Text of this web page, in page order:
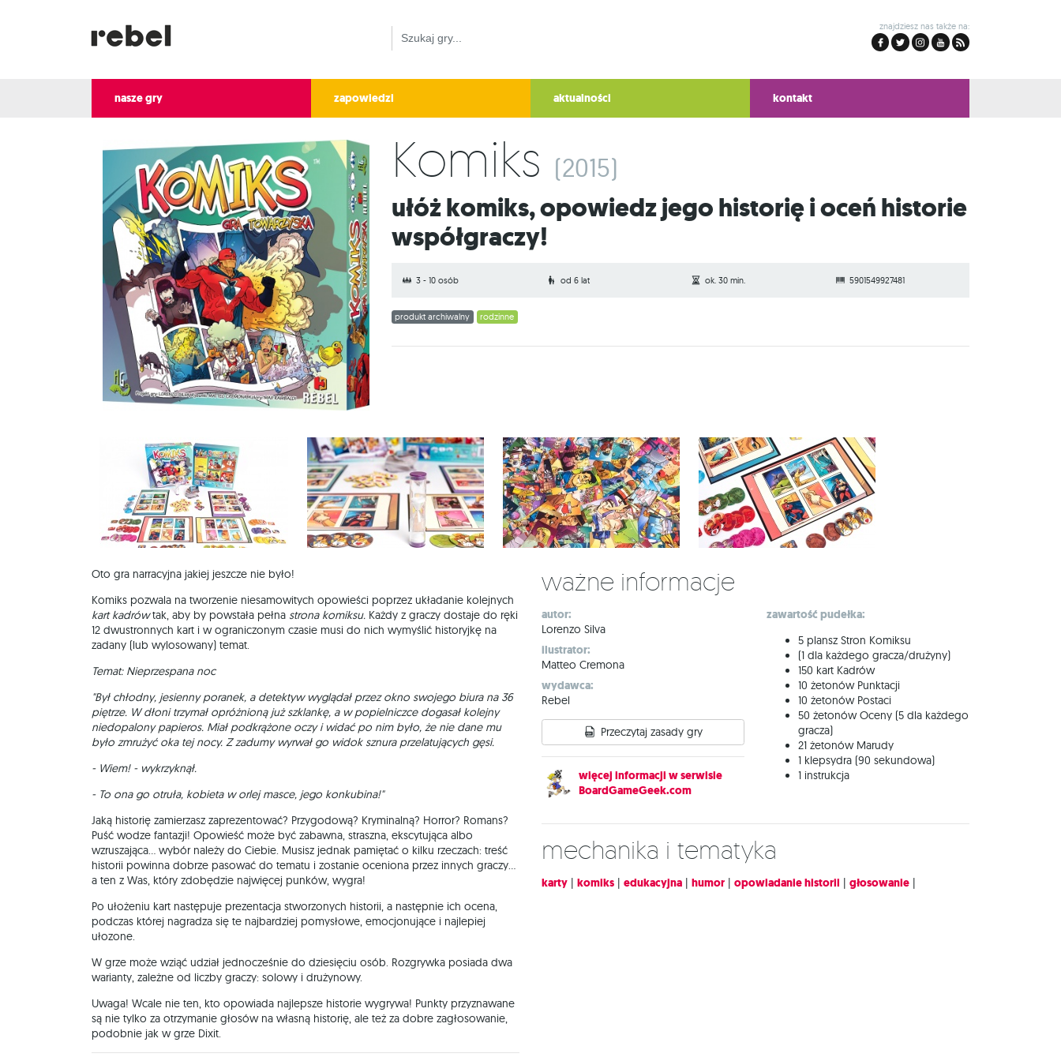
znajdziesz nas także na:
nasze gry zapowiedzi aktualności kontakt
Komiks (2015)
Ułóż komiks, opowiedz jego historię i oceń historie
współgraczy!
3 - 10 osób od 6 lat ok. 30 min. 5901549927481
produkt archiwalny rodzinne
Oto gra narracyjna jakiej jeszcze nie było!
Komiks pozwala na tworzenie niesamowitych opowieści poprzez układanie kolejnych
kart kadrówtak, aby by powstała pełna strona komiksu. Każdy z graczy dostaje do ręki
12 dwustronnych kart i w ograniczonym czasie musi do nich wymyślić historyjkę na
zadany (lub wylosowany) temat.
Temat: Nieprzespana noc
"Był chłodny, jesienny poranek, a detektyw wyglądał przez okno swojego biura na 36
piętrze. W dłoni trzymał opróżnioną już szklankę, a w popielniczce dogasał kolejny
niedopalony papieros. Miał podkrążone oczy i widać po nim było, że nie dane mu
było zmrużyć oka tej nocy. Z zadumy wyrwał go widok sznura przelatujących gęsi.
- Wiem! - wykrzyknął.
- To ona go otruła, kobieta w orlej masce, jego konkubina!"
Jaką historię zamierzasz zaprezentować? Przygodową? Kryminalną? Horror? Romans?
Puść wodze fantazji! Opowieść może być zabawna, straszna, ekscytująca albo
wzruszająca... wybór należy do Ciebie. Musisz jednak pamiętać o kilku rzeczach: treść
historii powinna dobrze pasować do tematu i zostanie oceniona przez innych graczy...
a ten z Was, który zdobędzie najwięcej punków, wygra!
Po ułożeniu kart następuje prezentacja stworzonych historii, a następnie ich ocena,
podczas której nagradza się te najbardziej pomysłowe, emocjonujące i najlepiej
ułozone.
W grze może wziąć udział jednocześnie do dziesięciu osób. Rozgrywka posiada dwa
warianty, zależne od liczby graczy: solowy i drużynowy.
Uwaga! Wcale nie ten, kto opowiada najlepsze historie wygrywa! Punkty przyznawane
są nie tylko za otrzymanie głosów na własną historię, ale też za dobre zagłosowanie,
podobnie jak w grze Dixit.
Ważne informacje
autor:
Lorenzo Silva
ilustrator:
Matteo Cremona
wydawca:
Rebel
Przeczytaj zasady gry
więcej informacji w serwisie
BoardGameGeek.com
zawartość pudełka:
5 plansz Stron Komiksu
(1 dla każdego gracza/drużyny)
150 kart Kadrów
10 żetonów Punktacji
10 żetonów Postaci
50 żetonów Oceny (5 dla każdego
gracza)
21 żetonów Marudy
1 klepsydra (90 sekundowa)
1 instrukcja
Mechanika i tematyka
karty komiks edukacyjna humor opowiadanie historii głosowanie